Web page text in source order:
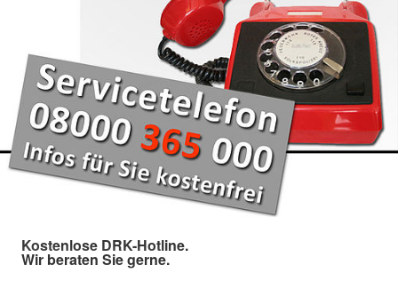
Kostenlose DRK-Hotline.
Wir beraten Sie gerne.